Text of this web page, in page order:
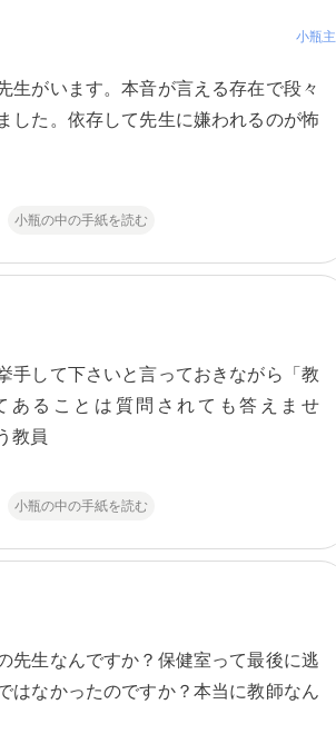
小瓶主
生がいます。本音が言える存在で段々
した。依存して先生に嫌われるのが怖
小瓶の中の手紙を読む
手して下さいと言っておきながら「教
あることは質問されても答えませ
教員
小瓶の中の手紙を読む
先生なんですか？保健室って最後に逃
はなかったのですか？本当に教師なん